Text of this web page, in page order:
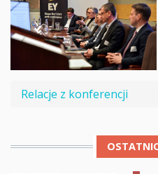
Relacje z konferencji